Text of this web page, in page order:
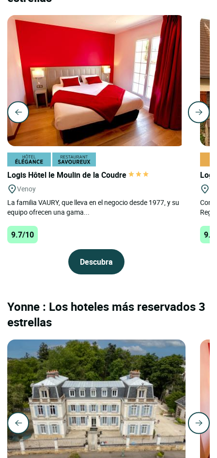
Logis Hôtel le Moulin de la Coudre
Venoy
La familia VAURY, que lleva en el negocio desde 1977, y su
equipo ofrecen una gama...
9.7/10
Descubra
Yonne : Los hoteles más reservados 3
estrellas